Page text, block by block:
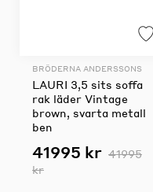
BRÖDERNA ANDERSSONS
LAURI 3,5 sits soffa
rak läder Vintage
brown, svarta metall
ben
41995 kr 41995
kr